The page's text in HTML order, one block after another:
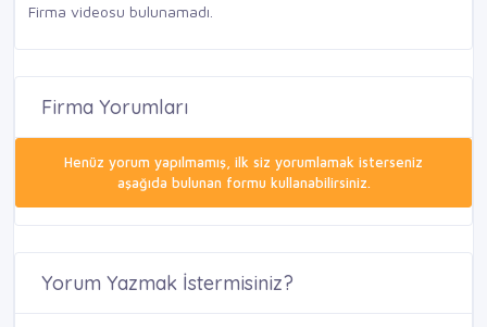
Firma videosu bulunamadı.
Firma Yorumları
Henüz yorum yapılmamış, ilk siz yorumlamak isterseniz
aşağıda bulunan formu kullanabilirsiniz.
Yorum Yazmak İstermisiniz?